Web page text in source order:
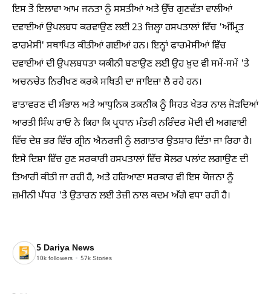
ਇਸ ਤੋਂ ਇਲਾਵਾ ਆਮ ਜਨਤਾ ਨੂੰ ਸਸਤੀਆਂ ਅਤੇ ਉੱਚ ਗੁਣਵੱਤਾ ਵਾਲੀਆਂ
ਦਵਾਈਆਂ ਉਪਲਬਧ ਕਰਵਾਉਣ ਲਈ 23 ਜ਼ਿਲ੍ਹਾ ਹਸਪਤਾਲਾਂ ਵਿੱਚ 'ਅੰਮ੍ਰਿਤ
ਫਾਰਮੇਸੀ' ਸਥਾਪਿਤ ਕੀਤੀਆਂ ਗਈਆਂ ਹਨ। ਇਨ੍ਹਾਂ ਫਾਰਮੇਸੀਆਂ ਵਿੱਚ
ਦਵਾਈਆਂ ਦੀ ਉਪਲਬਧਤਾ ਯਕੀਨੀ ਬਣਾਉਣ ਲਈ ਉਹ ਖ਼ੁਦ ਵੀ ਸਮੇਂ-ਸਮੇਂ 'ਤੇ
ਅਚਨਚੇਤ ਨਿਰੀਖਣ ਕਰਕੇ ਸਥਿਤੀ ਦਾ ਜਾਇਜ਼ਾ ਲੈ ਰਹੇ ਹਨ।
ਵਾਤਾਵਰਣ ਦੀ ਸੰਭਾਲ ਅਤੇ ਆਧੁਨਿਕ ਤਕਨੀਕ ਨੂੰ ਸਿਹਤ ਖੇਤਰ ਨਾਲ ਜੋੜਦਿਆਂ
ਆਰਤੀ ਸਿੰਘ ਰਾਓ ਨੇ ਕਿਹਾ ਕਿ ਪ੍ਰਧਾਨ ਮੰਤਰੀ ਨਰਿੰਦਰ ਮੋਦੀ ਦੀ ਅਗਵਾਈ
ਵਿੱਚ ਦੇਸ਼ ਭਰ ਵਿੱਚ ਗ੍ਰੀਨ ਐਨਰਜੀ ਨੂੰ ਲਗਾਤਾਰ ਉਤਸ਼ਾਹ ਦਿੱਤਾ ਜਾ ਰਿਹਾ ਹੈ।
ਇਸੇ ਦਿਸ਼ਾ ਵਿੱਚ ਹੁਣ ਸਰਕਾਰੀ ਹਸਪਤਾਲਾਂ ਵਿੱਚ ਸੋਲਰ ਪਲਾਂਟ ਲਗਾਉਣ ਦੀ
ਤਿਆਰੀ ਕੀਤੀ ਜਾ ਰਹੀ ਹੈ, ਅਤੇ ਹਰਿਆਣਾ ਸਰਕਾਰ ਵੀ ਇਸ ਯੋਜਨਾ ਨੂੰ
ਜ਼ਮੀਨੀ ਪੱਧਰ 'ਤੇ ਉਤਾਰਨ ਲਈ ਤੇਜ਼ੀ ਨਾਲ ਕਦਮ ਅੱਗੇ ਵਧਾ ਰਹੀ ਹੈ।
5 Dariya News
10k followers 57k Stories